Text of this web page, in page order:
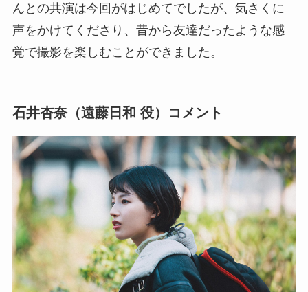
んとの共演は今回がはじめてでしたが、気さくに
声をかけてくださり、昔から友達だったような感
覚で撮影を楽しむことができました。
石井杏奈（遠藤日和 役）コメント